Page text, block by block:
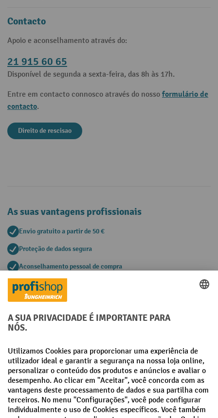
Contacto
Apoio e aconselhamento através do:
21 915 60 65
Disponível de segunda a sexta-feira, das 8h às 17h.
Entre em contacto connosco através do nosso formulário de
contacto.
Direito de rescisao
As suas vantagens profissionais
Envio gratuito a partir de 50 €
Proteção de dados segura
Aconselhamento pessoal de compra
Métodos de pagamento
Redes sociais
Facebook
LinkedIn
Instagram